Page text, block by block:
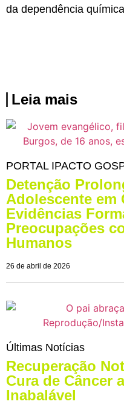
da dependência
Leia mais
PORTAL IPACTO
Detenção
Adolescente em
Evidências
Preocupações
Humanos
26 de abril de 2026
Últimas Notícias
Recuperação
Cura de Câncer
Inabalável